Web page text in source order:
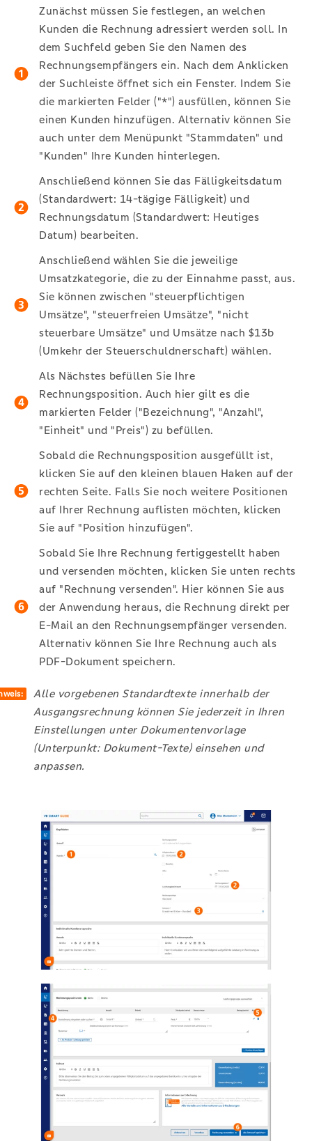
Zunächst müssen Sie festlegen, an welchen
Kunden die Rechnung adressiert werden soll. In
dem Suchfeld geben Sie den Namen des
Rechnungsempfängers ein. Nach dem Anklicken
der Suchleiste öffnet sich ein Fenster. Indem Sie
die markierten Felder ("*") ausfüllen, können Sie
einen Kunden hinzufügen. Alternativ können Sie
auch unter dem Menüpunkt "Stammdaten" und
"Kunden" Ihre Kunden hinterlegen.
Anschließend können Sie das Fälligkeitsdatum
(Standardwert: 14-tägige Fälligkeit) und
Rechnungsdatum (Standardwert: Heutiges
Datum) bearbeiten.
Anschließend wählen Sie die jeweilige
Umsatzkategorie, die zu der Einnahme passt, aus.
Sie können zwischen "steuerpflichtigen
Umsätze", "steuerfreien Umsätze", "nicht
steuerbare Umsätze" und Umsätze nach $13b
(Umkehr der Steuerschuldnerschaft) wählen.
Als Nächstes befüllen Sie Ihre
Rechnungsposition. Auch hier gilt es die
markierten Felder ("Bezeichnung", "Anzahl",
"Einheit" und "Preis") zu befüllen.
Sobald die Rechnungsposition ausgefüllt ist,
klicken Sie auf den kleinen blauen Haken auf der
rechten Seite. Falls Sie noch weitere Positionen
auf Ihrer Rechnung auflisten möchten, klicken
Sie auf "Position hinzufügen".
Sobald Sie Ihre Rechnung fertiggestellt haben
und versenden möchten, klicken Sie unten rechts
auf "Rechnung versenden". Hier können Sie aus
der Anwendung heraus, die Rechnung direkt per
E-Mail an den Rechnungsempfänger versenden.
Alternativ können Sie Ihre Rechnung auch als
PDF-Dokument speichern.
Alle vorgebenen Standardtexte innerhalb der
Ausgangsrechnung können Sie jederzeit in Ihren
Einstellungen unter Dokumentenvorlage
(Unterpunkt: Dokument-Texte) einsehen und
anpassen.